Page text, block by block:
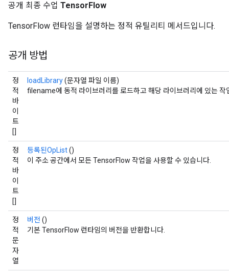
공개 최종 수업 TensorFlow
TensorFlow 런타임을 설명하는 정적 유틸리티 메서드입니다.
공개 방법
정
적
바
이
트
[]
loadLibrary(문자열 파일 이름)
filename에 동적 라이브러리를 로드하고 해당 라이브러리에 있는 작
정
적
바
이
트
[]
등록된OpList()
이 주소 공간에서 모든 TensorFlow 작업을 사용할 수 있습니다.
정
적
문
자
열
버전 ()
기본 TensorFlow 런타임의 버전을 반환합니다.